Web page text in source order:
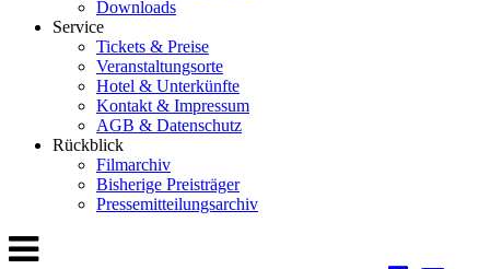
Downloads
Service
Tickets & Preise
Veranstaltungsorte
Hotel & Unterkünfte
Kontakt & Impressum
AGB & Datenschutz
Rückblick
Filmarchiv
Bisherige Preisträger
Pressemitteilungsarchiv